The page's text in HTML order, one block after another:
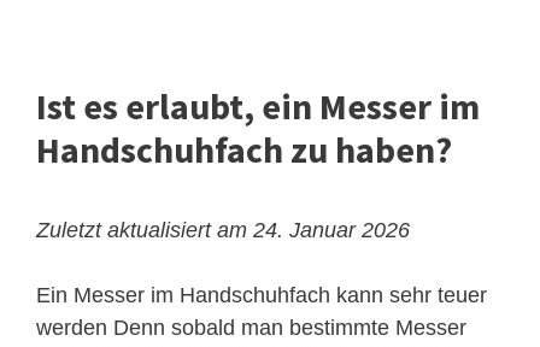
Ist es erlaubt, ein Messer im
Handschuhfach zu haben?
Zuletzt aktualisiert am 24. Januar 2026
Ein Messer im Handschuhfach kann sehr teuer
werden Denn sobald man bestimmte Messer